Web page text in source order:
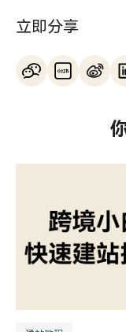
立即分享